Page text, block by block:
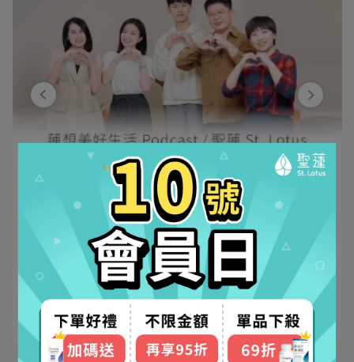
聖蓮生技 | 2025-12-10
公益活動-資助「2026金門中醫巡迴醫療⋯
閱讀更多 ->